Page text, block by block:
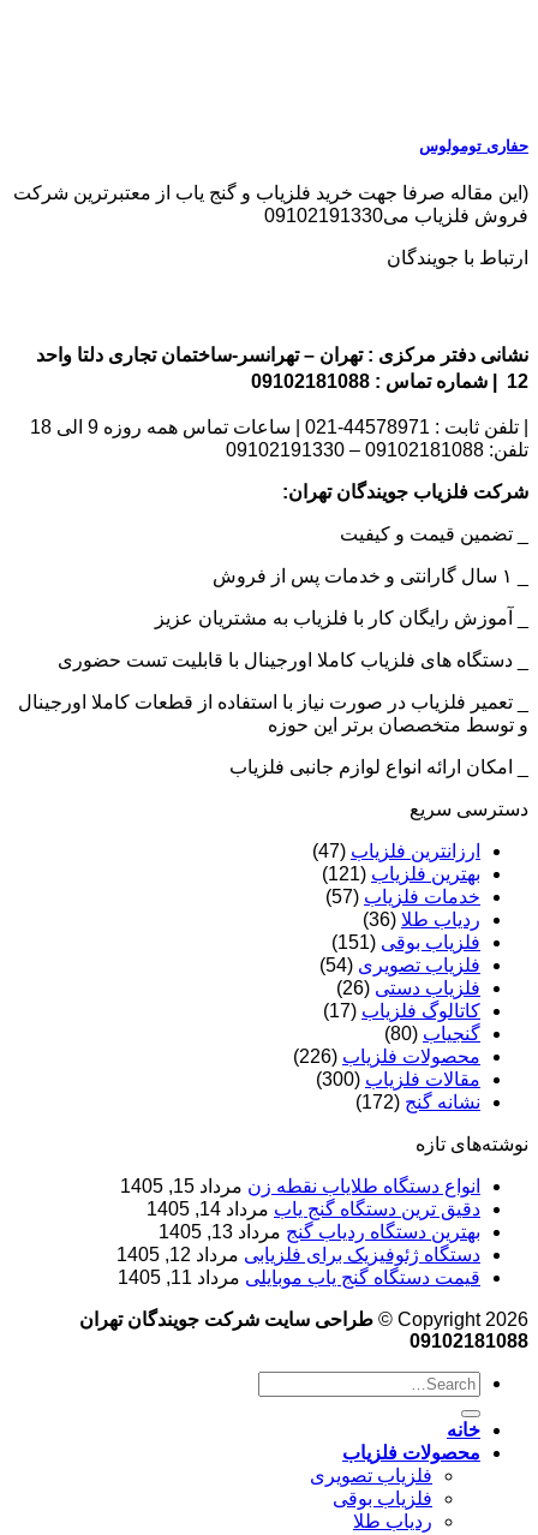
حفاری تومولوس
(این مقاله صرفا جهت خرید فلزیاب و گنج یاب از معتبرترین شرکت
فروش فلزیاب می09102191330
ارتباط با جویندگان
نشانی دفتر مرکزی : تهران – تهرانسر-ساختمان تجاری دلتا واحد
12 | شماره تماس : 09102181088
| تلفن ثابت : 44578971-021 | ساعات تماس همه روزه 9 الی 18
تلفن: 09102181088 – 09102191330
شرکت فلزیاب جویندگان تهران:
_ تضمین قیمت و کیفیت
_ آموزش رایگان کار با فلزیاب به مشتریان عزیز
_ دستگاه های فلزیاب کاملا اورجینال با قابلیت تست حضوری
_ تعمیر فلزیاب در صورت نیاز با استفاده از قطعات کاملا اورجینال
و توسط متخصصان برتر این حوزه
_ امکان ارائه انواع لوازم جانبی فلزیاب
دسترسی سریع
ارزانترین فلزیاب (47)
بهترین فلزیاب (121)
خدمات فلزیاب (57)
ردیاب طلا (36)
فلزیاب بوقی (151)
فلزیاب تصویری (54)
فلزیاب دستی (26)
کاتالوگ فلزیاب (17)
گنجیاب (80)
محصولات فلزیاب (226)
مقالات فلزیاب (300)
نشانه گنج (172)
نوشته‌های تازه
انواع دستگاه طلایاب نقطه زن مرداد 15, 1405
دقیق ترین دستگاه گنج یاب مرداد 14, 1405
بهترین دستگاه ردیاب گنج مرداد 13, 1405
دستگاه ژئوفیزیک برای فلزیابی مرداد 12, 1405
قیمت دستگاه گنج یاب موبایلی مرداد 11, 1405
Copyright 2026 ©
طراحی سایت شرکت جویندگان تهران
09102181088
خانه
محصولات فلزیاب
فلزیاب تصویری
فلزیاب بوقی
ردیاب طلا